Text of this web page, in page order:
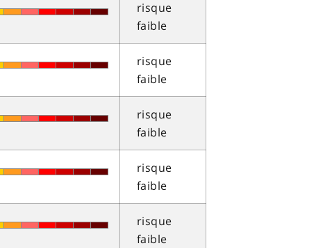
risque
faible
risque
faible
risque
faible
risque
faible
risque
faible